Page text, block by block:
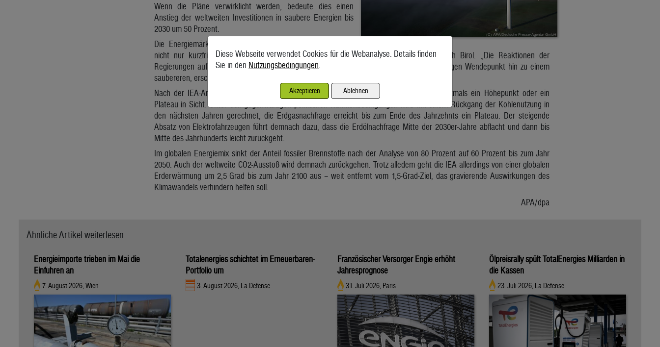
Wenn die Pläne verwirklicht werden, bedeute dies einen
Anstieg der weltweiten Investitionen in saubere Energien bis
2030 um 50 Prozent.
Die Energiemärkte und die Energiepolitik veränderten sich
nicht nur kurzfristig, sondern für die kommenden Jahrzehnte, erklärte IEA-Direktor Fatih Birol. „Die Reaktionen der
Regierungen auf der ganzen Welt versprechen, dass es zu einem historischen und endgültigen Wendepunkt hin zu einem
saubereren, erschwinglicheren und sicheren Energiesystem kommt.“
Nach der IEA-Analyse kommt für die weltweite Nachfrage nach fossilen Brennstoffen erstmals ein Höhepunkt oder ein
Plateau in Sicht. Unter den gegenwärtigen politischen Rahmenbedingungen wird mit einem Rückgang der Kohlenutzung in
den nächsten Jahren gerechnet, die Erdgasnachfrage erreicht bis zum Ende des Jahrzehnts ein Plateau. Der steigende
Absatz von Elektrofahrzeugen führt demnach dazu, dass die Erdölnachfrage Mitte der 2030er-Jahre abflacht und dann bis
Mitte des Jahrhunderts leicht zurückgeht.
Im globalen Energiemix sinkt der Anteil fossiler Brennstoffe nach der Analyse von 80 Prozent auf 60 Prozent bis zum Jahr
2050. Auch der weltweite CO2-Ausstoß wird demnach zurückgehen. Trotz alledem geht die IEA allerdings von einer globalen
Erderwärmung um 2,5 Grad bis zum Jahr 2100 aus – weit entfernt vom 1,5-Grad-Ziel, das gravierende Auswirkungen des
Klimawandels verhindern helfen soll.
APA/dpa
Ähnliche Artikel weiterlesen
Energieimporte trieben im Mai die
Einfuhren an
7. August 2026, Wien
Totalenergies schichtet im Erneuerbaren-
Portfolio um
3. August 2026, La Defense
Französischer Versorger Engie erhöht
Jahresprognose
31. Juli 2026, Paris
Ölpreisrally spült TotalEnergies Milliarden in
die Kassen
23. Juli 2026, La Defense
Diese Webseite verwendet Cookies für die Webanalyse. Details finden
Sie in den Nutzungsbedingungen.
Akzeptieren Ablehnen